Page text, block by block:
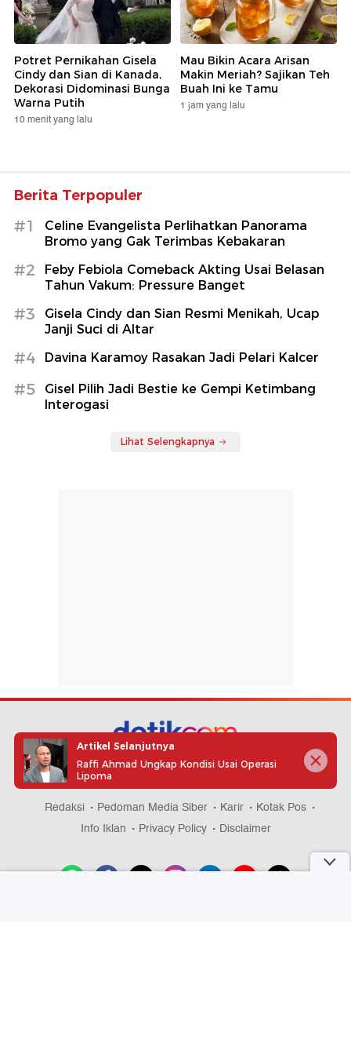
Potret Pernikahan Gisela
Cindy dan Sian di Kanada,
Dekorasi Didominasi Bunga
Warna Putih
10 menit yang lalu
Mau Bikin Acara Arisan
Makin Meriah? Sajikan Teh
Buah Ini ke Tamu
1 jam yang lalu
Berita Terpopuler
#1
Celine Evangelista Perlihatkan Panorama
Bromo yang Gak Terimbas Kebakaran
#2
Feby Febiola Comeback Akting Usai Belasan
Tahun Vakum: Pressure Banget
#3
Gisela Cindy dan Sian Resmi Menikah, Ucap
Janji Suci di Altar
#4 Davina Karamoy Rasakan Jadi Pelari Kalcer
#5
Gisel Pilih Jadi Bestie ke Gempi Ketimbang
Interogasi
Lihat Selengkapnya
part of
Redaksi Pedoman Media Siber Karir
Kotak Pos
Info Iklan
Privacy Policy Disclaimer
Artikel Selanjutnya
Raffi Ahmad Ungkap Kondisi Usai Operasi
Lipoma